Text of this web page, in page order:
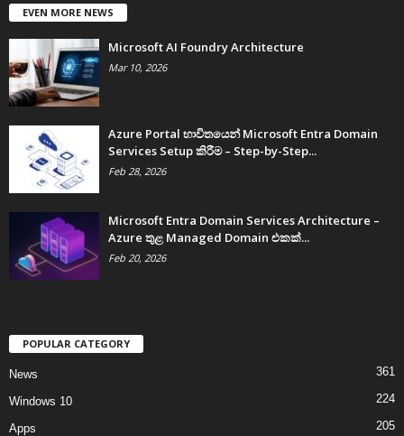
EVEN MORE NEWS
Microsoft AI Foundry Architecture
Mar 10, 2026
Azure Portal භාවිතයෙන් Microsoft Entra Domain
Services Setup කිරීම – Step-by-Step...
Feb 28, 2026
Microsoft Entra Domain Services Architecture –
Azure තුළ Managed Domain එකක්...
Feb 20, 2026
POPULAR CATEGORY
News 361
Windows 10 224
Apps 205